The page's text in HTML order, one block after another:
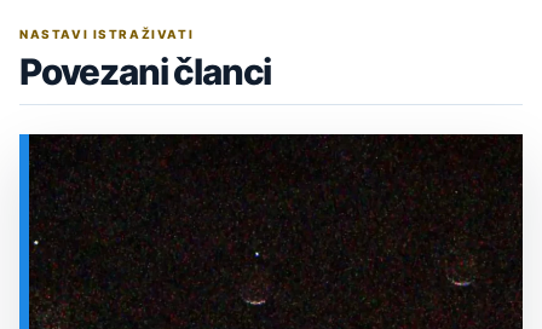
NASTAVI ISTRAŽIVATI
Povezani članci